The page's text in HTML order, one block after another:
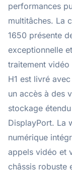
performances
multitâches. La
1650 présente
exceptionnelle
traitement
H1 est livré
un accès à des
stockage
DisplayPort. La
numérique
appels vidéo et
châssis robuste